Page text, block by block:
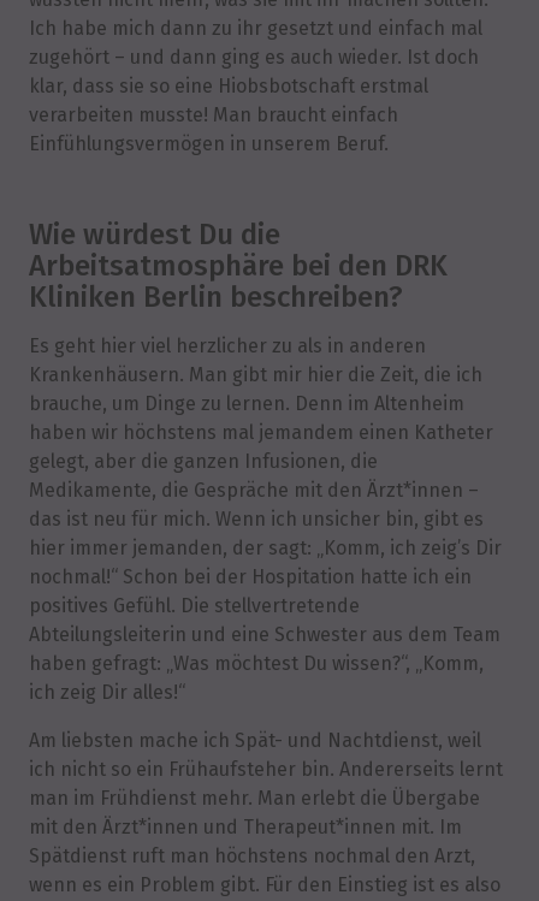
Ich habe mich dann zu ihr gesetzt und einfach mal
zugehört – und dann ging es auch wieder. Ist doch
klar, dass sie so eine Hiobsbotschaft erstmal
verarbeiten musste! Man braucht einfach
Einfühlungsvermögen in unserem Beruf.
Wie würdest Du die
Arbeitsatmosphäre bei den DRK
Kliniken Berlin beschreiben?
Es geht hier viel herzlicher zu als in anderen
Krankenhäusern. Man gibt mir hier die Zeit, die ich
brauche, um Dinge zu lernen. Denn im Altenheim
haben wir höchstens mal jemandem einen Katheter
gelegt, aber die ganzen Infusionen, die
Medikamente, die Gespräche mit den Ärzt*innen –
das ist neu für mich. Wenn ich unsicher bin, gibt es
hier immer jemanden, der sagt: „Komm, ich zeig’s Dir
nochmal!“ Schon bei der Hospitation hatte ich ein
positives Gefühl. Die stellvertretende
Abteilungsleiterin und eine Schwester aus dem Team
haben gefragt: „Was möchtest Du wissen?“, „Komm,
ich zeig Dir alles!“
Am liebsten mache ich Spät- und Nachtdienst, weil
ich nicht so ein Frühaufsteher bin. Andererseits lernt
man im Frühdienst mehr. Man erlebt die Übergabe
mit den Ärzt*innen und Therapeut*innen mit. Im
Spätdienst ruft man höchstens nochmal den Arzt,
wenn es ein Problem gibt. Für den Einstieg ist es also